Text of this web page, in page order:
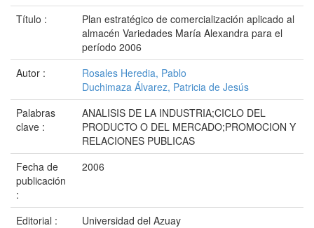
Título :
Plan estratégico de comercialización aplicado al
almacén Variedades María Alexandra para el
período 2006
Autor :
Rosales Heredia, Pablo
Duchimaza Álvarez, Patricia de Jesús
Palabras
clave :
ANALISIS DE LA INDUSTRIA;CICLO DEL
PRODUCTO O DEL MERCADO;PROMOCION Y
RELACIONES PUBLICAS
Fecha de
publicación
:
2006
Editorial :
Universidad del Azuay